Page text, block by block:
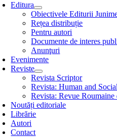
Editura
Obiectivele Editurii
Rețea distribuție
Pentru autori
Documente de interes
Anunţuri
Evenimente
Reviste
Revista Scriptor
Revista: Human and
Revista: Revue Roumaine
Noutăți editoriale
Librărie
Autori
Contact